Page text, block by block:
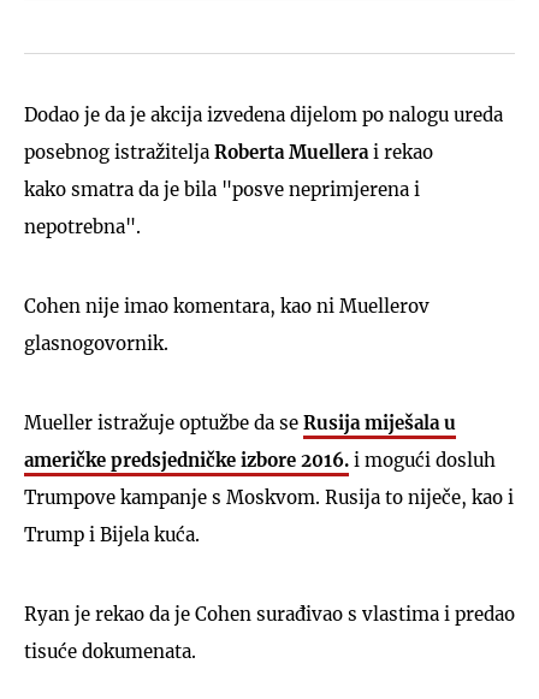
Dodao je da je akcija izvedena dijelom po nalogu ureda
posebnog istražitelja Roberta Muellera i rekao
kako smatra da je bila "posve neprimjerena i
nepotrebna".
Cohen nije imao komentara, kao ni Muellerov
glasnogovornik.
Mueller istražuje optužbe da se Rusija miješala u
američke predsjedničke izbore 2016. i mogući dosluh
Trumpove kampanje s Moskvom. Rusija to niječe, kao i
Trump i Bijela kuća.
Ryan je rekao da je Cohen surađivao s vlastima i predao
tisuće dokumenata.